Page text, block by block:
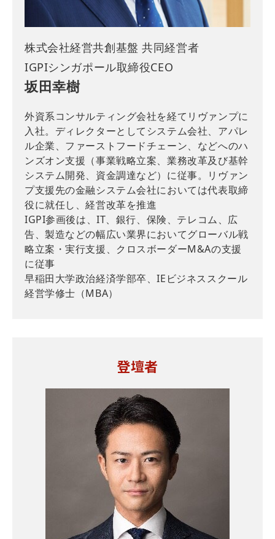
株式会社経営共創基盤 共同経営者
IGPIシンガポール取締役CEO
坂田幸樹
外資系コンサルティング会社を経てリヴァンプに
入社。ディレクターとしてシステム会社、アパレ
ル企業、ファーストフードチェーン、などへのハ
ンズオン支援（事業戦略立案、業務改革及び基幹
システム開発、資金調達など）に従事。リヴァン
プ支援先の金融システム会社においては代表取締
役に就任し、経営改革を推進
IGPI参画後は、IT、銀行、保険、テレコム、広
告、製造などの幅広い業界においてグローバル戦
略立案・実行支援、クロスボーダーM&Aの支援
に従事
早稲田大学政治経済学部卒、IEビジネススクール
経営学修士（MBA）
登壇者